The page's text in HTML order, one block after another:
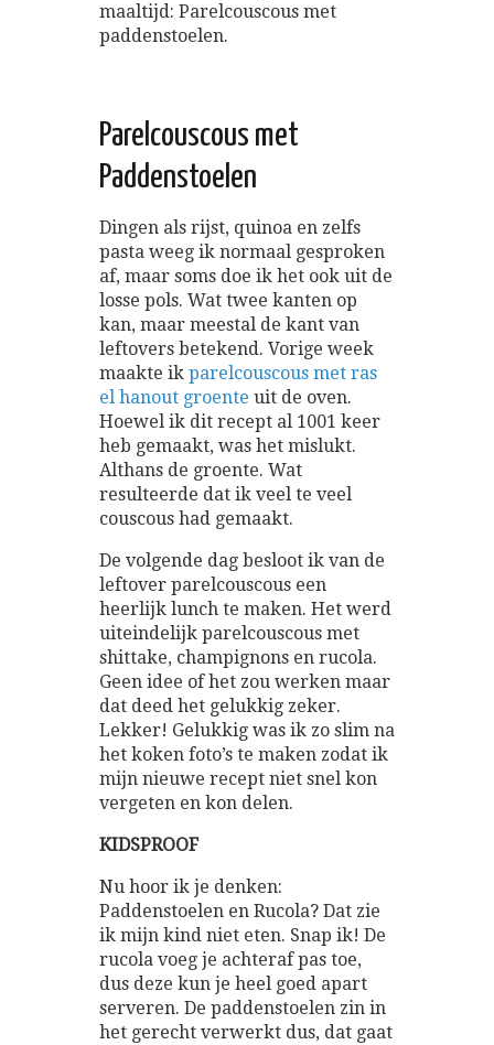
maaltijd: Parelcouscous met
paddenstoelen.
Parelcouscous met
Paddenstoelen
Dingen als rijst, quinoa en zelfs
pasta weeg ik normaal gesproken
af, maar soms doe ik het ook uit de
losse pols. Wat twee kanten op
kan, maar meestal de kant van
leftovers betekend. Vorige week
maakte ik parelcouscous met ras
el hanout groente uit de oven.
Hoewel ik dit recept al 1001 keer
heb gemaakt, was het mislukt.
Althans de groente. Wat
resulteerde dat ik veel te veel
couscous had gemaakt.
De volgende dag besloot ik van de
leftover parelcouscous een
heerlijk lunch te maken. Het werd
uiteindelijk parelcouscous met
shittake, champignons en rucola.
Geen idee of het zou werken maar
dat deed het gelukkig zeker.
Lekker! Gelukkig was ik zo slim na
het koken foto’s te maken zodat ik
mijn nieuwe recept niet snel kon
vergeten en kon delen.
KIDSPROOF
Nu hoor ik je denken:
Paddenstoelen en Rucola? Dat zie
ik mijn kind niet eten. Snap ik! De
rucola voeg je achteraf pas toe,
dus deze kun je heel goed apart
serveren. De paddenstoelen zin in
het gerecht verwerkt dus, dat gaat